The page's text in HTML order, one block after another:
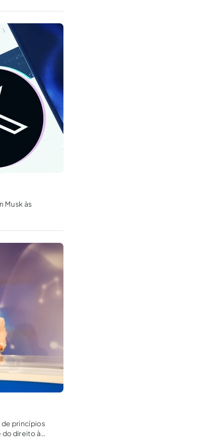
Musk às
princípios
direito à